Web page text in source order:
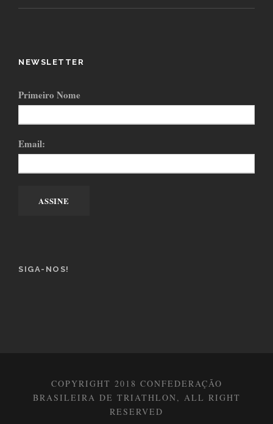
NEWSLETTER
Primeiro Nome
Email:
SIGA-NOS!
COPYRIGHT 2018 CONFEDERAÇÃO
BRASILEIRA DE TRIATHLON, ALL RIGHT
RESERVED